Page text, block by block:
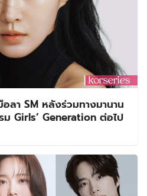
อลา SM หลังร่วมทางมานาน
Girls’ Generation ต่อไป